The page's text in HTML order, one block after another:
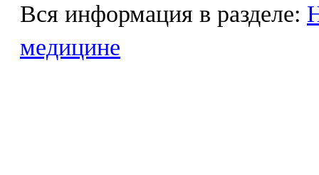
Вся информация в разделе:
медицине